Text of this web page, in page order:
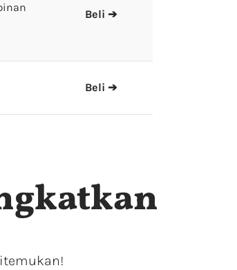
Beli ➔
Beli ➔